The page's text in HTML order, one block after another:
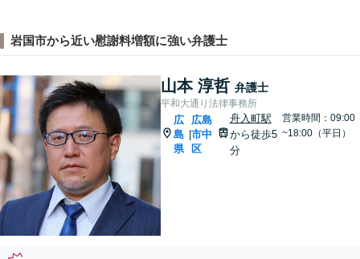
岩国市から近い慰謝料増額に強い弁護士
山本 淳哲 弁護士
平和大通り法律事務所
広
島
県
広島
市中
区
舟入町駅
から徒歩5
分
営業時間：09:00
~18:00（平日）